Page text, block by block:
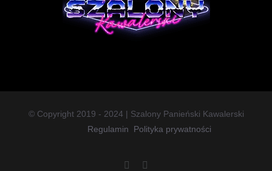
© Copyright 2019 - 2024 | Szalony Panieński Kawalerski
Regulamin
Polityka prywatności
Facebook